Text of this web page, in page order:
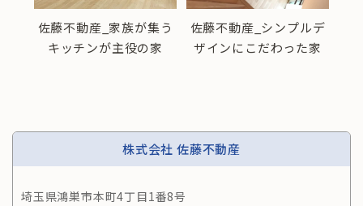
佐藤不動産_家族が集う
キッチンが主役の家
佐藤不動産_シンプルデ
ザインにこだわった家
株式会社 佐藤不動産
埼玉県鴻巣市本町4丁目1番8号